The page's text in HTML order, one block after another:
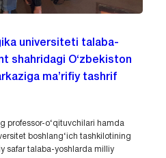
universiteti talaba-
shahridagi O‘zbekiston
ma’rifiy tashrif
professor-o‘qituvchilari hamda
boshlang‘ich tashkilotining
safar talaba-yoshlarda milliy